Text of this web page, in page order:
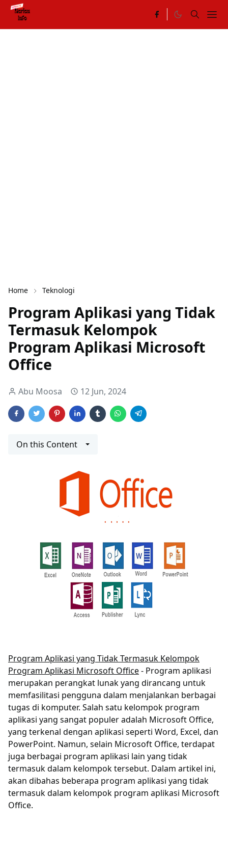
Home Teknologi
Program Aplikasi yang Tidak
Termasuk Kelompok
Program Aplikasi Microsoft
Office
Abu Moosa 12 Jun, 2024
On this Content
Program Aplikasi yang Tidak Termasuk Kelompok
Program Aplikasi Microsoft Office- Program aplikasi
merupakan perangkat lunak yang dirancang untuk
memfasilitasi pengguna dalam menjalankan berbagai
tugas di komputer. Salah satu kelompok program
aplikasi yang sangat populer adalah Microsoft Office,
yang terkenal dengan aplikasi seperti Word, Excel, dan
PowerPoint. Namun, selain Microsoft Office, terdapat
juga berbagai program aplikasi lain yang tidak
termasuk dalam kelompok tersebut. Dalam artikel ini,
akan dibahas beberapa program aplikasi yang tidak
termasuk dalam kelompok program aplikasi Microsoft
Office.